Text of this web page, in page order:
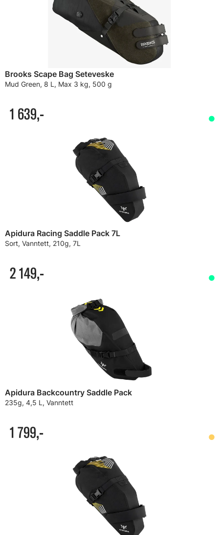
Brooks Scape Bag Seteveske
Mud Green, 8 L, Max 3 kg, 500 g
1 639,-
Apidura Racing Saddle Pack 7L
Sort, Vanntett, 210g, 7L
2 149,-
Apidura Backcountry Saddle Pack
235g, 4,5 L, Vanntett
1 799,-